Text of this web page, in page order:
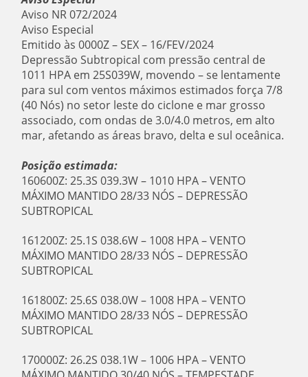
Aviso NR 072/2024
Aviso Especial
Emitido às 0000Z – SEX – 16/FEV/2024
Depressão Subtropical com pressão central de
1011 HPA em 25S039W, movendo – se lentamente
para sul com ventos máximos estimados força 7/8
(40 Nós) no setor leste do ciclone e mar grosso
associado, com ondas de 3.0/4.0 metros, em alto
mar, afetando as áreas bravo, delta e sul oceânica.
Posição estimada:
160600Z: 25.3S 039.3W – 1010 HPA – VENTO
MÁXIMO MANTIDO 28/33 NÓS – DEPRESSÃO
SUBTROPICAL
161200Z: 25.1S 038.6W – 1008 HPA – VENTO
MÁXIMO MANTIDO 28/33 NÓS – DEPRESSÃO
SUBTROPICAL
161800Z: 25.6S 038.0W – 1008 HPA – VENTO
MÁXIMO MANTIDO 28/33 NÓS – DEPRESSÃO
SUBTROPICAL
170000Z: 26.2S 038.1W – 1006 HPA – VENTO